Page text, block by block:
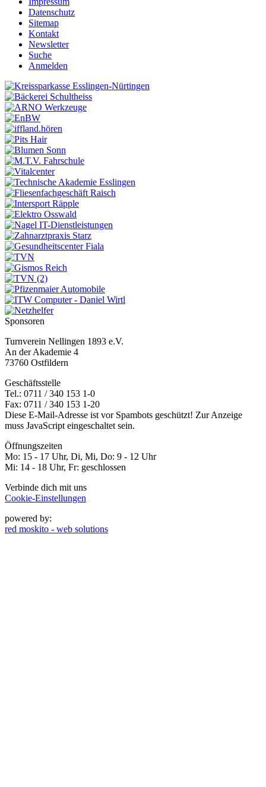
Datenschutz
Sitemap
Kontakt
Newsletter
Suche
Anmelden
Sponsoren
Turnverein Nellingen 1893 e.V.
An der Akademie 4
73760 Ostfildern
Geschäftsstelle
Tel.: 0711 / 340 153 1-0
Fax: 0711 / 340 153 1-20
Diese E-Mail-Adresse ist vor Spambots geschützt! Zur Anzeige
muss JavaScript eingeschaltet sein.
Öffnungszeiten
Mo: 15 - 17 Uhr, Di, Mi, Do: 9 - 12 Uhr
Mi: 14 - 18 Uhr, Fr: geschlossen
Verbinde dich mit uns
Cookie-Einstellungen
powered by:
red moskito - web solutions